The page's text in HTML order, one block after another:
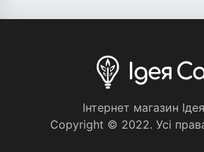
Iнтернет магазин
Copyright © 2022. Усi